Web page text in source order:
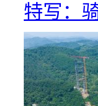
特写：